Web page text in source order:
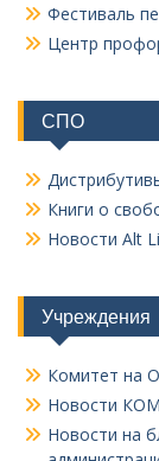
Фестиваль
Центр
СПО
Книги о
Новости Alt
Учреждения
Комитет на
Новости КОМ
Новости на